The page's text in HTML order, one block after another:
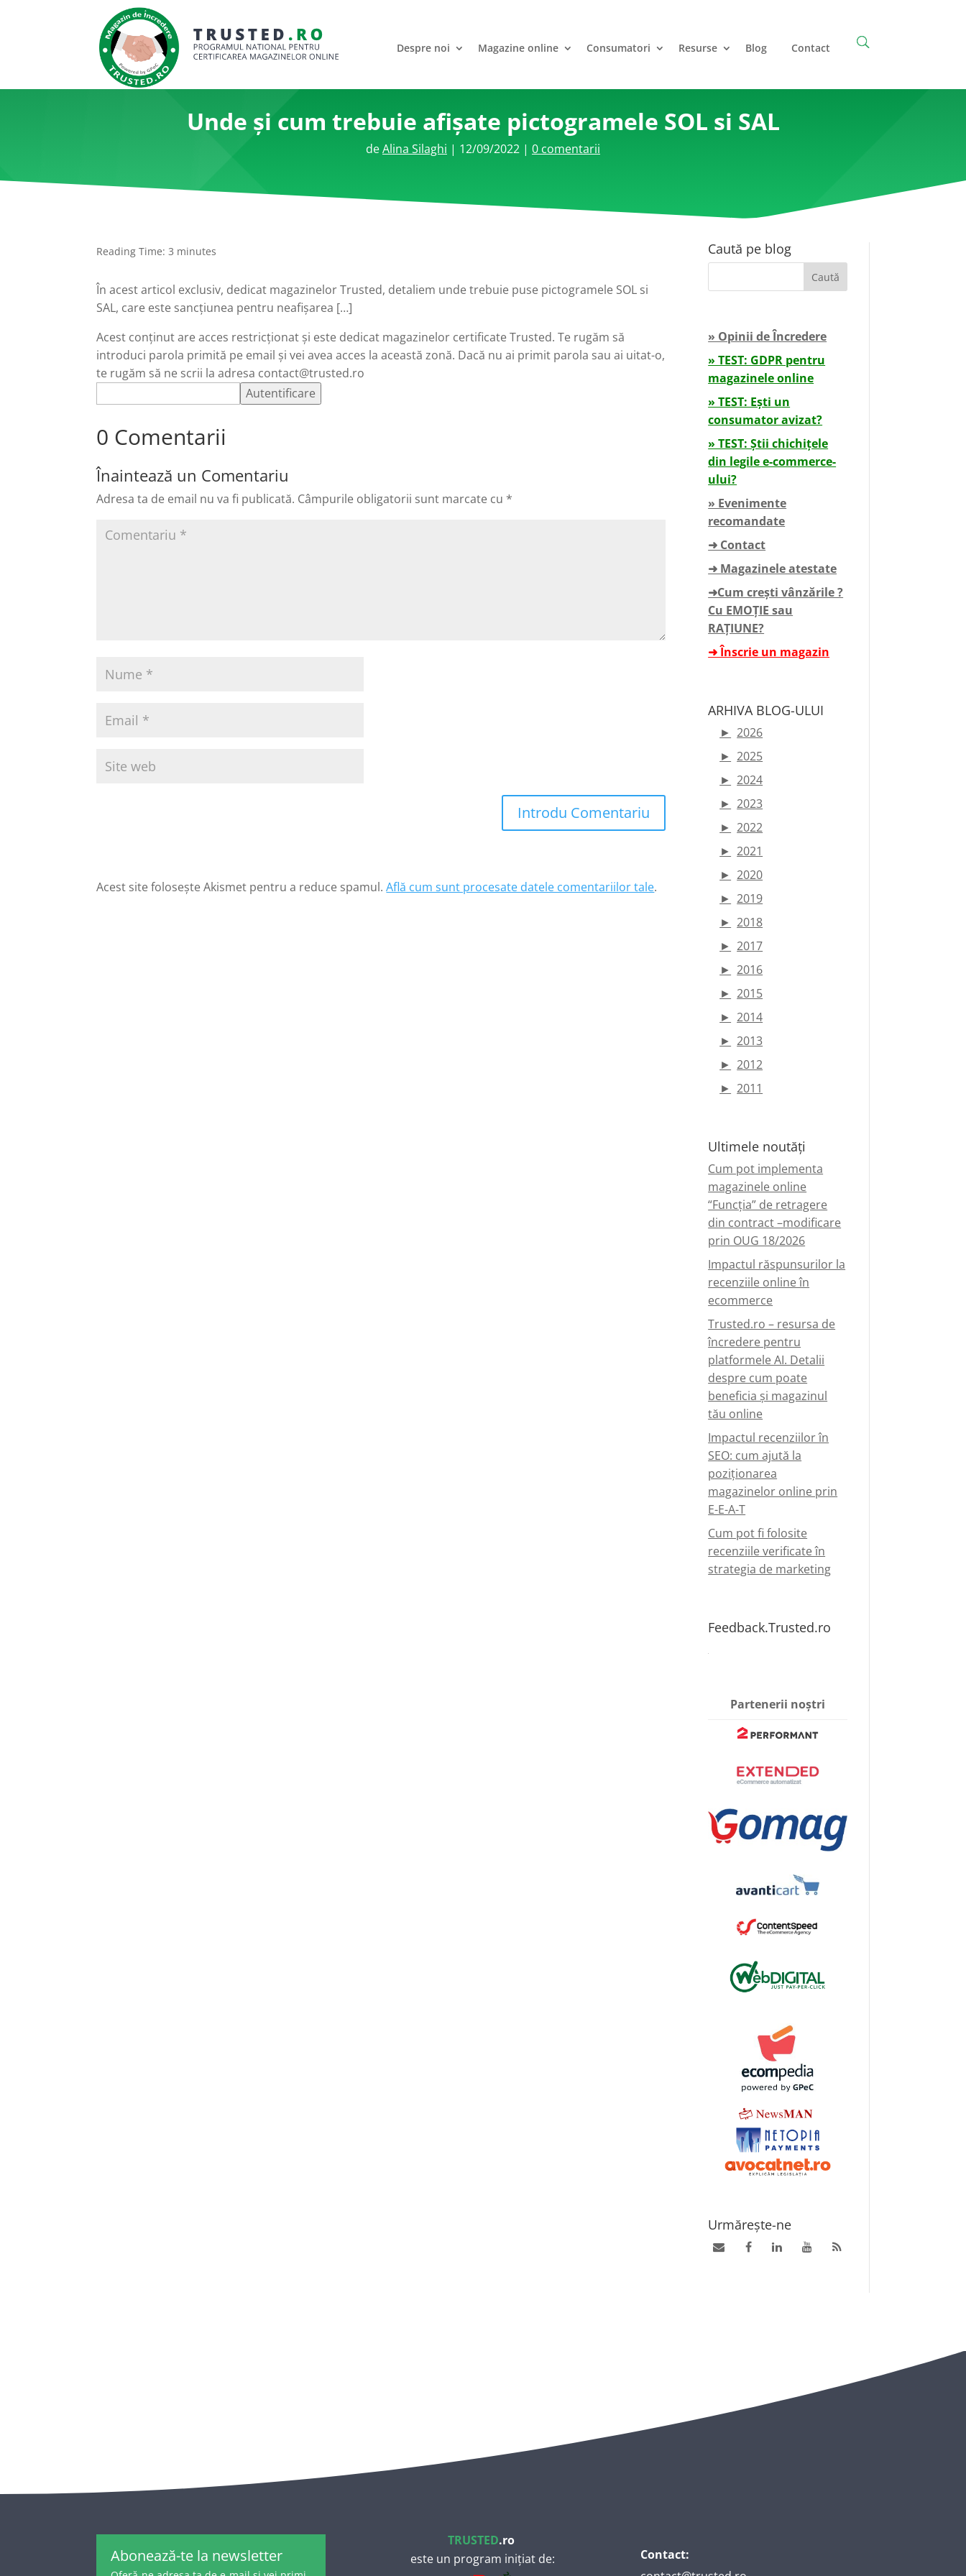
Despre noi Magazine online Consumatori Resurse Blog Contact
Unde și cum trebuie afișate pictogramele SOL si SAL
deAlina Silaghi | 12/09/2022 | 0 comentarii
Reading Time: 3 minutes
În acest articol exclusiv, dedicat magazinelor Trusted, detaliem unde trebuie puse pictogramele SOL si
SAL, care este sancțiunea pentru neafișarea […]
Acest conținut are acces restricționat și este dedicat magazinelor certificate Trusted. Te rugăm să
introduci parola primită pe email și vei avea acces la această zonă. Dacă nu ai primit parola sau ai uitat-o,
te rugăm să ne scrii la adresa contact@trusted.ro
0 Comentarii
Înaintează un Comentariu
Adresa ta de email nu va fi publicată. Câmpurile obligatorii sunt marcate cu *
Introdu Comentariu
Acest site folosește Akismet pentru a reduce spamul.Află cum sunt procesate datele comentariilor tale.
Caută pe blog
» Opinii de Încredere
» TEST: GDPR pentru
magazinele online
» TEST: Ești un
consumator avizat?
» TEST: Știi chichițele
din legile e-commerce-
ului?
» Evenimente
recomandate
➜ Contact
➜ Magazinele atestate
➜Cum crești vânzările ?
Cu EMOȚIE sau
RAȚIUNE?
➜ Înscrie un magazin
ARHIVA BLOG-ULUI
► 2026
► 2025
► 2024
► 2023
► 2022
► 2021
► 2020
► 2019
► 2018
► 2017
► 2016
► 2015
► 2014
► 2013
► 2012
► 2011
Ultimele noutăți
Cum pot implementa
magazinele online
“Funcția” de retragere
din contract –modificare
prin OUG 18/2026
Impactul răspunsurilor la
recenziile online în
ecommerce
Trusted.ro – resursa de
încredere pentru
platformele AI. Detalii
despre cum poate
beneficia și magazinul
tău online
Impactul recenziilor în
SEO: cum ajută la
poziționarea
magazinelor online prin
E-E-A-T
Cum pot fi folosite
recenziile verificate în
strategia de marketing
Feedback.Trusted.ro
Partenerii noștri